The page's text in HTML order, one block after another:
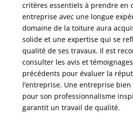
critères essentiels à prendre en
entreprise avec une longue
domaine de la toiture aura
solide et une expertise qui se
qualité de ses travaux. Il est
consulter les avis et
précédents pour évaluer la
l’entreprise. Une entreprise
pour son professionnalisme
garantit un travail de qualité.